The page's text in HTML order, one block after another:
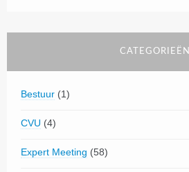
CATEGORIEËN
Bestuur (1)
CVU (4)
Expert Meeting (58)